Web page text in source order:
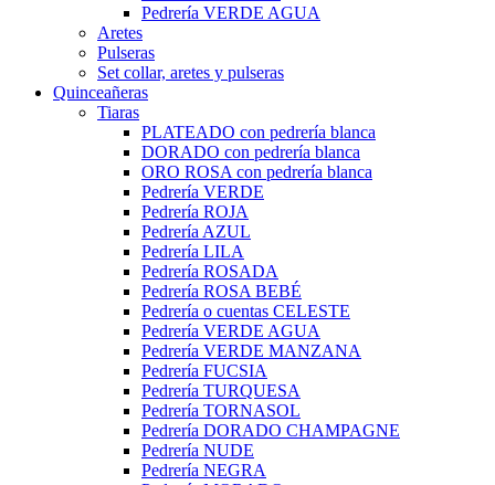
Pedrería VERDE AGUA
Aretes
Pulseras
Set collar, aretes y pulseras
Quinceañeras
Tiaras
PLATEADO con pedrería blanca
DORADO con pedrería blanca
ORO ROSA con pedrería blanca
Pedrería VERDE
Pedrería ROJA
Pedrería AZUL
Pedrería LILA
Pedrería ROSADA
Pedrería ROSA BEBÉ
Pedrería o cuentas CELESTE
Pedrería VERDE AGUA
Pedrería VERDE MANZANA
Pedrería FUCSIA
Pedrería TURQUESA
Pedrería TORNASOL
Pedrería DORADO CHAMPAGNE
Pedrería NUDE
Pedrería NEGRA